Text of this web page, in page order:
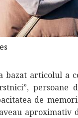
bazat articolul a
persoane
de
aproximativ